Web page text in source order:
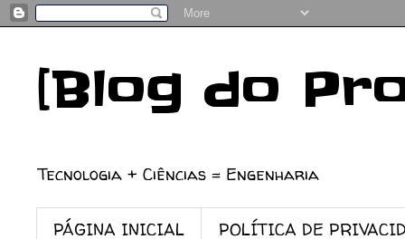
[Blog do
Tecnologia + Ciências = Engenharia
PÁGINA INICIAL POLÍTICA DE